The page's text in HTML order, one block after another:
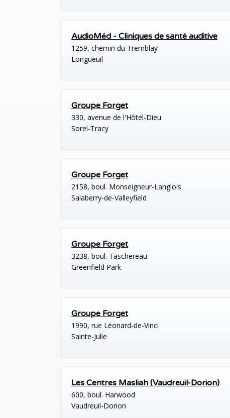
AudioMéd - Cliniques de santé auditive
1259, chemin du Tremblay
Longueuil
Groupe Forget
330, avenue de l'Hôtel-Dieu
Sorel-Tracy
Groupe Forget
2158, boul. Monseigneur-Langlois
Salaberry-de-Valleyfield
Groupe Forget
3238, boul. Taschereau
Greenfield Park
Groupe Forget
1990, rue Léonard-de-Vinci
Sainte-Julie
Les Centres Masliah (Vaudreuil-Dorion)
600, boul. Harwood
Vaudreuil-Dorion